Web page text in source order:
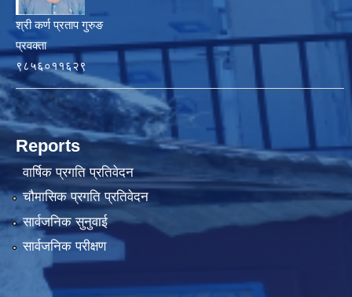
श्री कर्ण प्रताप गुरुङ
प्रवक्ता
९८५६०११६२९
Reports
वार्षिक प्रगति प्रतिवेदन
चौमासिक प्रगति प्रतिवेदन
सार्वजनिक सुनुवाई
सार्वजनिक परीक्षण